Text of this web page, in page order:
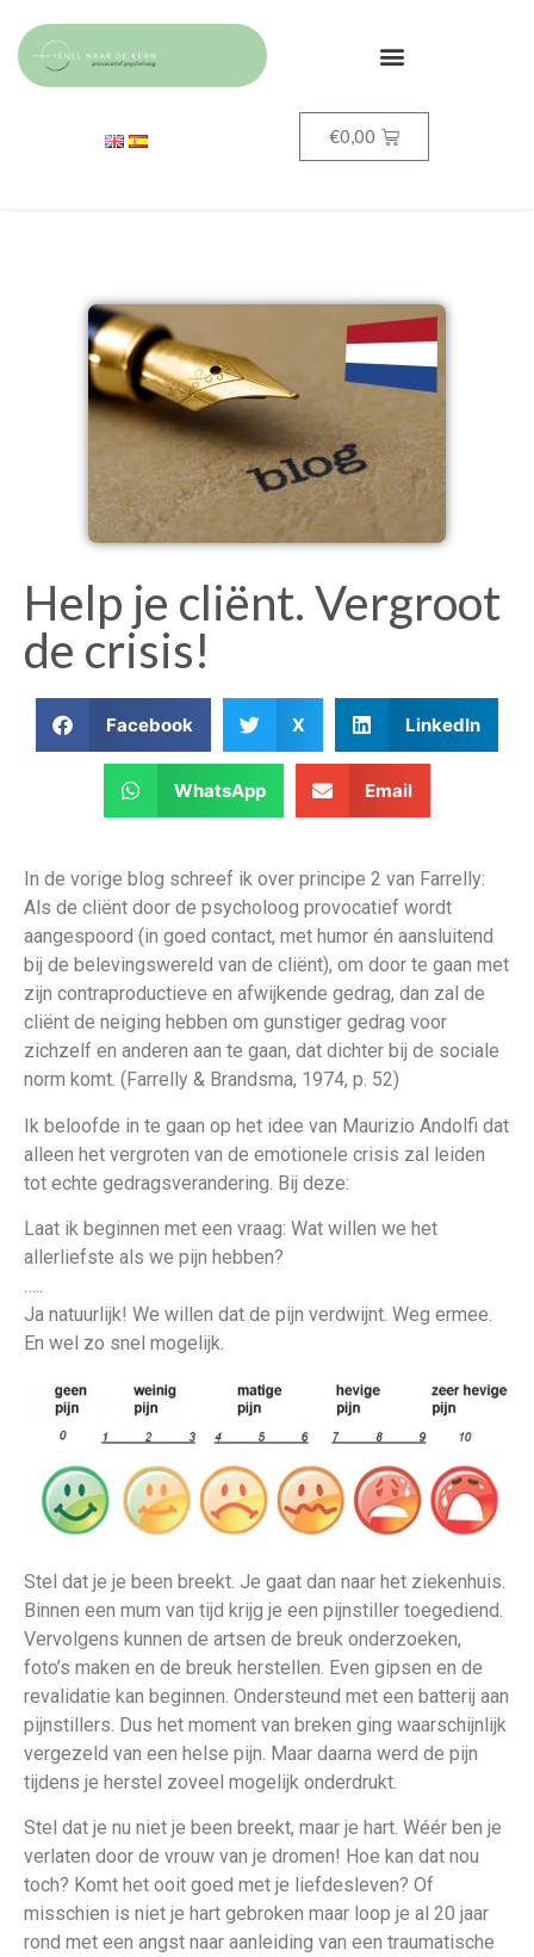
€0,00
Help je cliënt. Vergroot
de crisis!
Facebook X LinkedIn
WhatsApp Email
In de vorige blog schreef ik over principe 2 van Farrelly:
Als de cliënt door de psycholoog provocatief wordt
aangespoord (in goed contact, met humor én aansluitend
bij de belevingswereld van de cliënt), om door te gaan met
zijn contraproductieve en afwijkende gedrag, dan zal de
cliënt de neiging hebben om gunstiger gedrag voor
zichzelf en anderen aan te gaan, dat dichter bij de sociale
norm komt. (Farrelly & Brandsma, 1974, p. 52)
Ik beloofde in te gaan op het idee van Maurizio Andolfi dat
alleen het vergroten van de emotionele crisis zal leiden
tot echte gedragsverandering. Bij deze:
Laat ik beginnen met een vraag: Wat willen we het
allerliefste als we pijn hebben?
…..
Ja natuurlijk! We willen dat de pijn verdwijnt. Weg ermee.
En wel zo snel mogelijk.
Stel dat je je been breekt. Je gaat dan naar het ziekenhuis.
Binnen een mum van tijd krijg je een pijnstiller toegediend.
Vervolgens kunnen de artsen de breuk onderzoeken,
foto’s maken en de breuk herstellen. Even gipsen en de
revalidatie kan beginnen. Ondersteund met een batterij aan
pijnstillers. Dus het moment van breken ging waarschijnlijk
vergezeld van een helse pijn. Maar daarna werd de pijn
tijdens je herstel zoveel mogelijk onderdrukt.
Stel dat je nu niet je been breekt, maar je hart. Wéér ben je
verlaten door de vrouw van je dromen! Hoe kan dat nou
toch? Komt het ooit goed met je liefdesleven? Of
misschien is niet je hart gebroken maar loop je al 20 jaar
rond met een angst naar aanleiding van een traumatische